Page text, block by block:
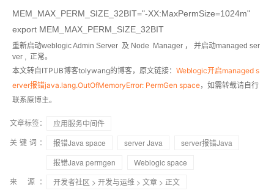
MEM_MAX_PERM_SIZE_32BIT="-XX:MaxPermSize=1024m"
export MEM_MAX_PERM_SIZE_32BIT
重新启动weblogic Admin Server 及 Node Manager ， 并启动managed ser
ver , 正常。
本文转自ITPUB博客tolywang的博客，原文链接： Weblogic开启managed s
erver报错java.lang.OutOfMemoryError: PermGen space，如需转载请自行
联系原博主。
文章标签：
应用服务中间件
关键词：
报错Java space server Java
server报错Java
报错Java permgen
Weblogic space
来 源：
开发者社区 > 开发与运维 > 文章 > 正文